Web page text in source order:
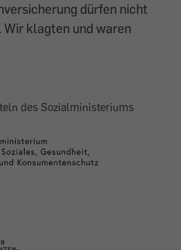
dürfen nicht
klagten und waren
des Sozialministeriums